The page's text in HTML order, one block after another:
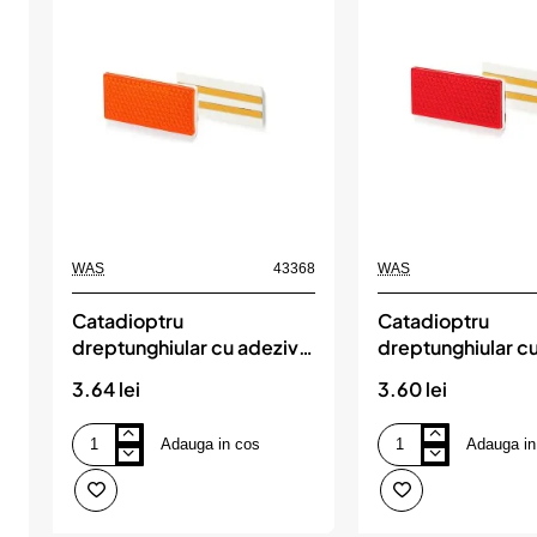
WAS 43368
Catadioptru
dreptunghiular cu adeziv,
portocaliu was
3.64 lei
Catadioptru
dreptunghiular
cu
adeziv,
Adauga in cos
WAS
Catadioptru
dreptunghiular
3.60 lei
Catadioptru
dreptunghiular
cu
adeziv,
Adauga